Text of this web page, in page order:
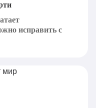
исправить с